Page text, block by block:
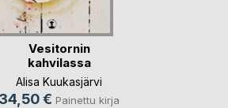
Vesitornin
kahvilassa
Alisa Kuukasjärvi
34,50 € Painettu kirja